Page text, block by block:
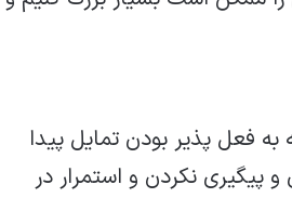
فعل پذیر بودن تمایل پیدا
و پیگیری نکردن و استمرار در